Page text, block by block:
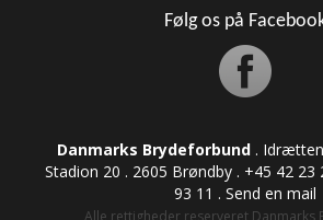
Følg os på
Danmarks Brydeforbund .
Stadion 20 . 2605 Brøndby . +45 42 23
93 11 . Send en mail
Alle rettigheder reserveret Danmarks